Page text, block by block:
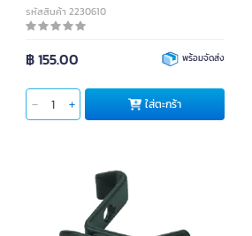
รหัสสินค้า 2230610
฿ 155.00 พร้อมจัดส่ง
ใส่ตะกร้า